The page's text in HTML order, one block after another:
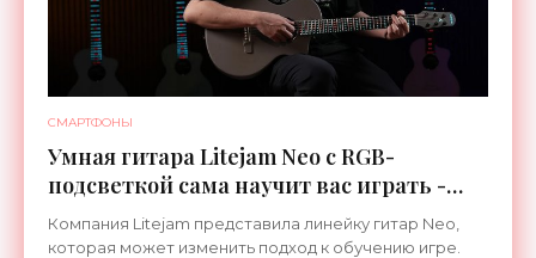
СМАРТФОНЫ
Умная гитара Litejam Neo с RGB-
подсветкой сама научит вас играть -
«Гаджеты»
Компания Litejam представила линейку гитар Neo,
которая может изменить подход к обучению игре.